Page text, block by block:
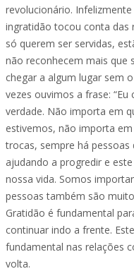
revolucionário.
ingratidão tocou conta das
só querem ser servidas,
não reconhecem mais que
chegar a algum lugar sem
vezes ouvimos a frase:
verdade. Não importa em
estivemos, não importa
trocas, sempre há
ajudando a progredir e
nossa vida. Somos
pessoas também são
Gratidão é fundamental
continuar indo a frente.
fundamental nas relações
volta.